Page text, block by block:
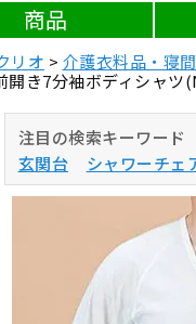
商品
リオ 介護衣料品・寝
き7分袖ボディシャ
注目の検索キーワード
玄関台
シャワーチェ